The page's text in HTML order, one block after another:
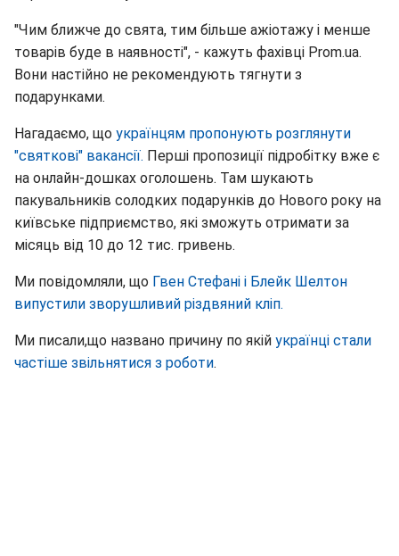
"Чим ближче до свята, тим більше ажіотажу і менше
товарів буде в наявності", - кажуть фахівці Prom.ua.
Вони настійно не рекомендують тягнути з
подарунками.
Нагадаємо, що українцям пропонують розглянути
"святкові" вакансії. Перші пропозиції підробітку вже є
на онлайн-дошках оголошень. Там шукають
пакувальників солодких подарунків до Нового року на
київське підприємство, які зможуть отримати за
місяць від 10 до 12 тис. гривень.
Ми повідомляли, що Гвен Стефані і Блейк Шелтон
випустили зворушливий різдвяний кліп.
Ми писали,що названо причину по якій українці стали
частіше звільнятися з роботи.